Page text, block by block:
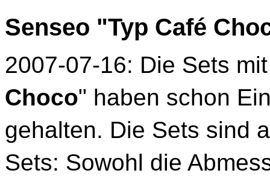
Senseo "Typ Café
2007-07-16: Die Sets
Choco" haben schon
gehalten. Die Sets sind
Sets: Sowohl die